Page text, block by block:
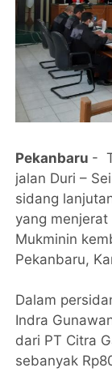
Pekanbaru -
jalan Duri –
sidang
yang
Mukminin
Pekanbaru,
Dalam
Indra
dari PT Citra
sebanyak